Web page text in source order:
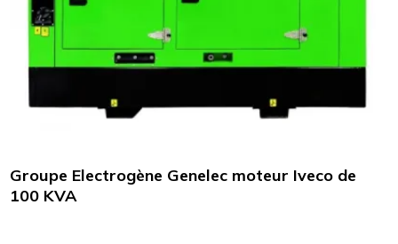
Groupe Electrogène Genelec moteur Iveco de
100 KVA